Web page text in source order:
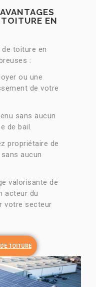
EN
toiture en
:
ou une
de votre
sans aucun
de bail.
propriétaire de
aucun
valorisante de
acteur du
votre secteur
TOITURE